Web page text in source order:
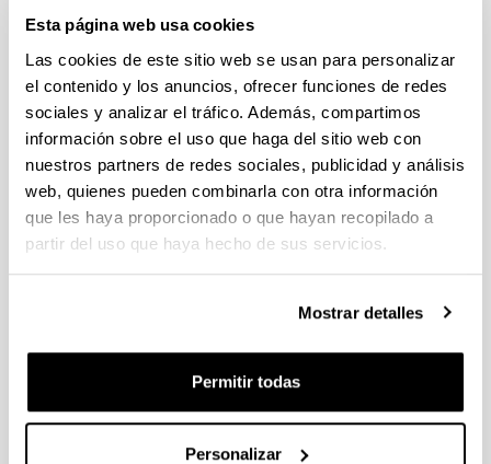
Esta página web usa cookies
Las cookies de este sitio web se usan para personalizar
el contenido y los anuncios, ofrecer funciones de redes
sociales y analizar el tráfico. Además, compartimos
información sobre el uso que haga del sitio web con
nuestros partners de redes sociales, publicidad y análisis
web, quienes pueden combinarla con otra información
que les haya proporcionado o que hayan recopilado a
partir del uso que haya hecho de sus servicios.
Mostrar detalles
Permitir todas
Personalizar
Estancias de movilidad en el extranjero 2025 "José
Castillejo" para jóvenes doctores y "Salvador de Madariaga"
para profesores e investigadores sénior (MICIU)
Sin trámite abierto (Plazo de presentación de solicitudes:
29/01/2026 - 27/02/2026 14:00)
CONVOCATORIA PARA LA CONTRATACIÓN DE
PERSONAL INVESTIGADOR DOCTOR EN LA UPV/EHU
(2025)
Sin trámite abierto (Plazo de presentación de solicitudes:
02/06/2025 - 23/06/2025 23:59)
04/03/2026. Resolución definitiva de solicitudes concedidas y
Plazo interno expresiones de interés: hasta el 23/02/2026.